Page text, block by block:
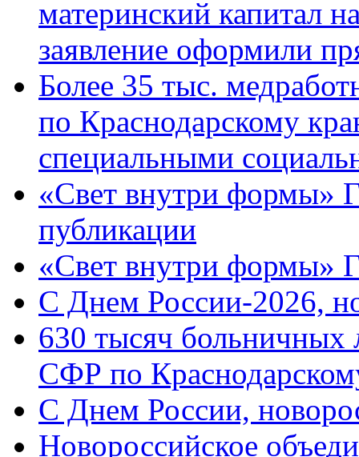
материнский капитал
заявление оформили
Более 35 тыс.
по Краснодарскому
специальными
«Свет внутри формы»
публикации
«Свет внутри формы»
C Днем России-2026,
630 тысяч больничных
СФР по
C Днем России,
Новороссийское